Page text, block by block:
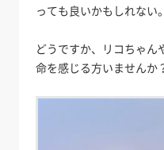
っても良いかもしれない。
どうですか、リコちゃん
命を感じる方いませんか